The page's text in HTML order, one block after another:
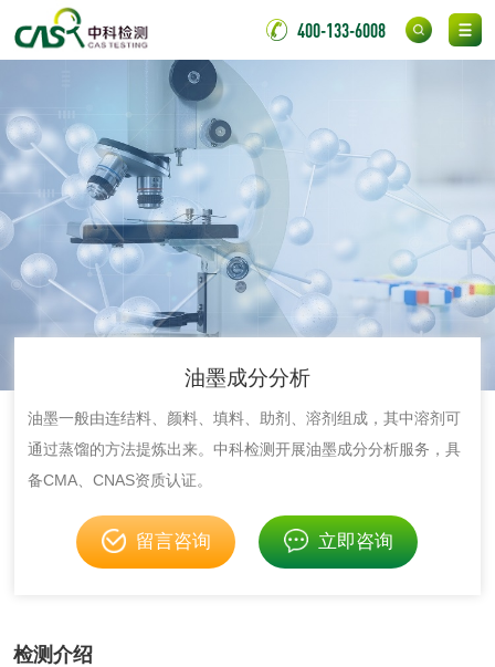
400-133-6008
油墨成分分析
油墨一般由连结料、颜料、填料、助剂、溶剂组成，其中溶剂可
通过蒸馏的方法提炼出来。中科检测开展油墨成分分析服务，具
备CMA、CNAS资质认证。
留言咨询 立即咨询
检测介绍
氟硅密封胶检测
金属
金属材料质量检测
金属材料检测 喷嘴检测
保险柜检测 气弹簧检测
伸缩警棍检测
非金属材料
脱硫石膏检测 镀膜抗菌玻璃检测